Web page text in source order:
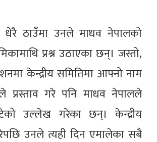
धेरै ठाउँमा उनले माधव नेपालको
प्रश्न उठाएका छन्। जस्तो,
केन्द्रीय समितिमा आफ्नो नाम
प्रस्ताव गरे पनि माधव नेपालले
उल्लेख गरेका छन्। केन्द्रीय
उनले त्यही दिन एमालेका सबै